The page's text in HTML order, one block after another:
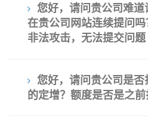
您好，请问贵公司难
在贵公司网站连续提问
非法攻击，无法提交问题
您好，请问贵公司是
的定增？额度是否是之前